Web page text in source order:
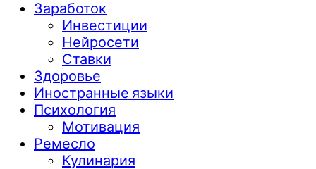
Заработок
Инвестиции
Нейросети
Ставки
Здоровье
Иностранные языки
Психология
Мотивация
Ремесло
Кулинария